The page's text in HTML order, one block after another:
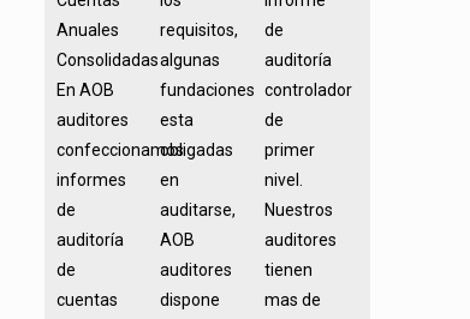
Anuales
Consolidadas
En AOB
auditores
confeccionamos
informes
de
auditoría
de
cuentas
requisitos,
algunas
fundaciones
esta
obligadas
en
auditarse,
AOB
auditores
dispone
de
auditoría
controlador
de
primer
nivel.
Nuestros
auditores
tienen
mas de